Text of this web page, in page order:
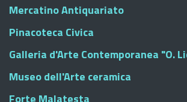
Mercatino Antiquariato
Pinacoteca Civica
Galleria d'Arte Contemporanea "O.
Museo dell'Arte ceramica
Forte Malatesta